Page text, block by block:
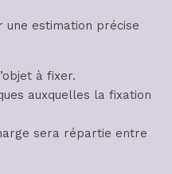
une estimation précise
à fixer.
auxquelles la fixation
sera répartie entre